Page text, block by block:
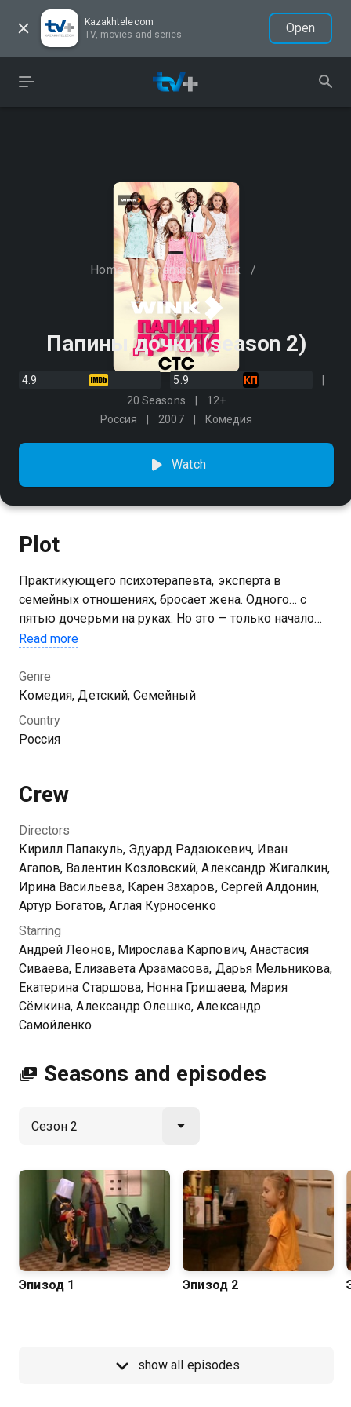
Kazakhtelecom
TV, movies and series
Open
Home / Cinemas / Wink /
Папины дочки (season 2)
4.9
5.9
20 Seasons
12+
Россия
2007 Комедия
Watch
Plot
Практикующего психотерапевта, эксперта в
семейных отношениях, бросает жена. Одного… с
пятью дочерьми на руках. Но это — только начало
кошмара. С ним остается теща и куча проблем!
психотерапевт, распугавший всех клиентов
жалобами на жизнь, прокормить семью и снова
найти личное счастье? На горизонте уже появилась
молодая, привлекательная и очень богатая клиентка
сначала на работу, а потом, глядишь, и в мужья?
You can watch 2 season of the series Папины дочки
online for free in good HD quality on Kazakhtelecom.
Read more
Genre
Комедия, Детский, Семейный
Country
Россия
Crew
Directors
Кирилл Папакуль, Эдуард Радзюкевич, Иван
Агапов, Валентин Козловский, Александр Жигалкин,
Ирина Васильева, Карен Захаров, Сергей Алдонин,
Артур Богатов, Аглая Курносенко
Starring
Андрей Леонов, Мирослава Карпович, Анастасия
Сиваева, Елизавета Арзамасова, Дарья Мельникова,
Екатерина Старшова, Нонна Гришаева, Мария
Сёмкина, Александр Олешко, Александр
Самойленко
Seasons and episodes
Эпизод 1 Эпизод 2
show all episodes